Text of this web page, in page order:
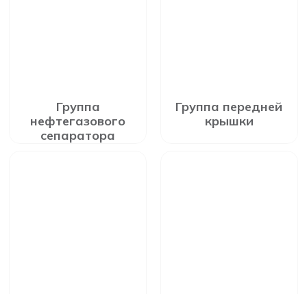
Группа
нефтегазового
сепаратора
Группа передней
крышки